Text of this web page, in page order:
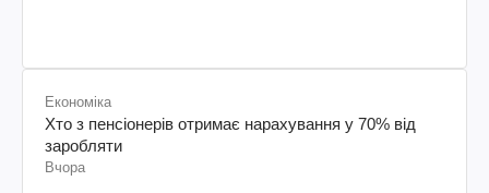
Економіка
Хто з пенсіонерів отримає нарахування у 70% від
заробляти
Вчора